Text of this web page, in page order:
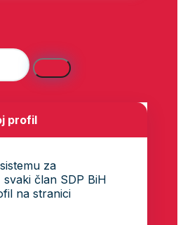
profil
za
član SDP BiH
na stranici